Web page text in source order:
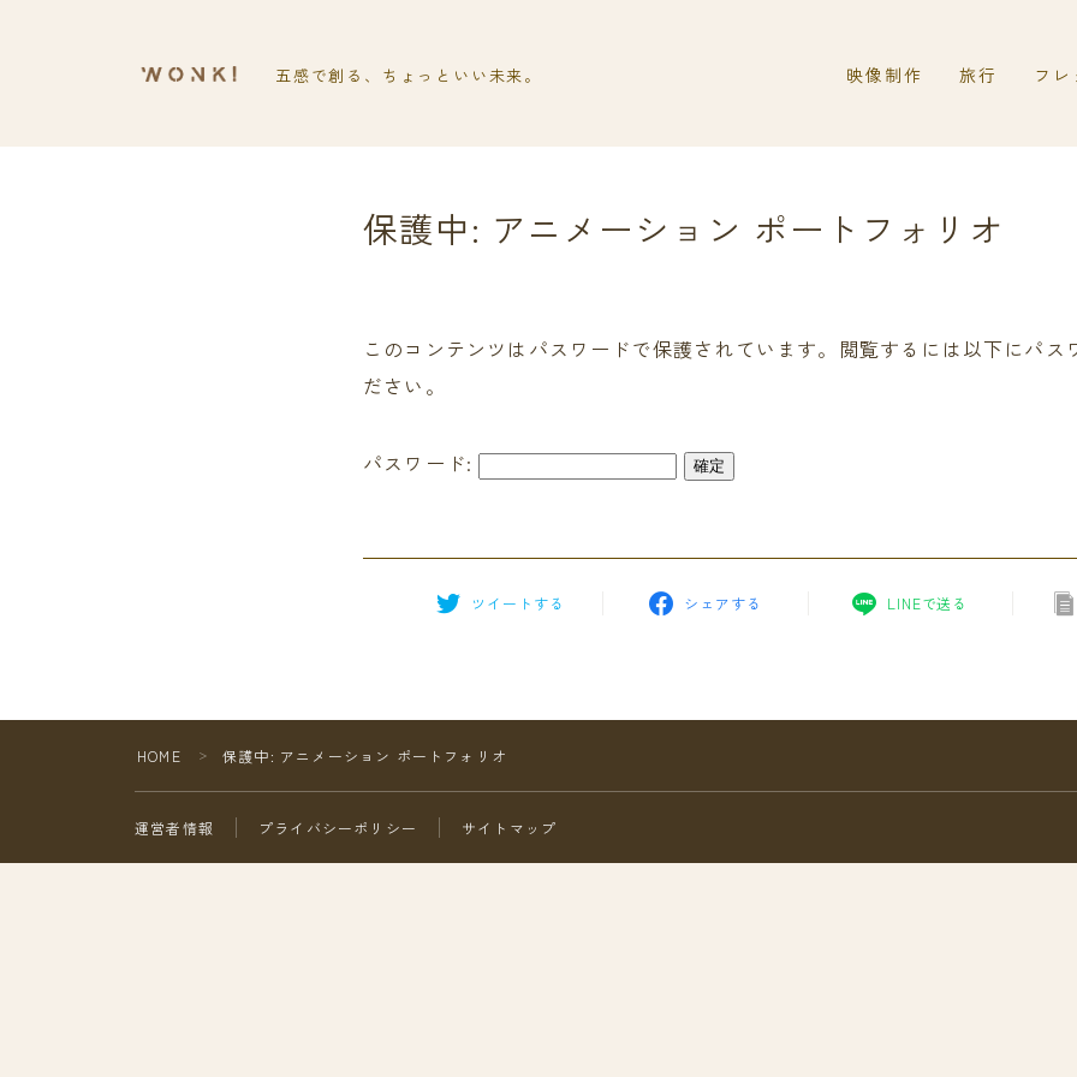
五感で創る、ちょっといい未来。 映像制作
2Dアニメーション制作
旅行 フ
保護中: アニメーション ポートフォリオ
このコンテンツはパスワードで保護されています。閲覧するには以下にパス
ださい。
パスワード:
ツイートする シェアする LINEで送る
HOME ＞ 保護中: アニメーション ポートフォリオ
運営者情報 プライバシーポリシー サイトマップ